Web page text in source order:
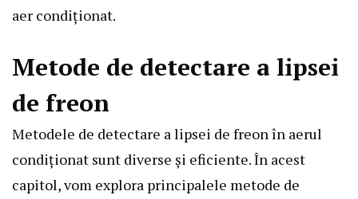
aer condiționat.
Metode de detectare a lipsei
de freon
Metodele de detectare a lipsei de freon în aerul
condiționat sunt diverse și eficiente. În acest
capitol, vom explora principalele metode de